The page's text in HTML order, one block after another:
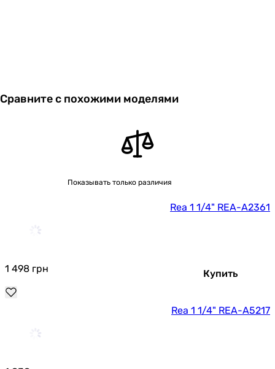
Сравните с похожими моделями
Показывать только различия
Rea 1 1/4" REA-A2361
1 498 грн Купить
Rea 1 1/4" REA-A5217